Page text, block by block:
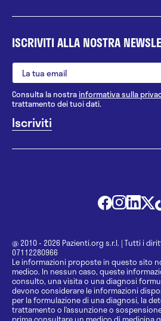
ISCRIVITI ALLA NOSTRA
Consulta la nostrainformativa sulla
trattamento dei tuoi dati.
@ 2010 - 2026 Pazienti.org s.r.l. | Tutti i
07112280966
Le informazioni proposte in questo sito
medico. In nessun caso, queste
consulto, una visita o una diagnosi
devono considerare le informazioni
per la formulazione di una diagnosi, la
trattamento o l’assunzione o